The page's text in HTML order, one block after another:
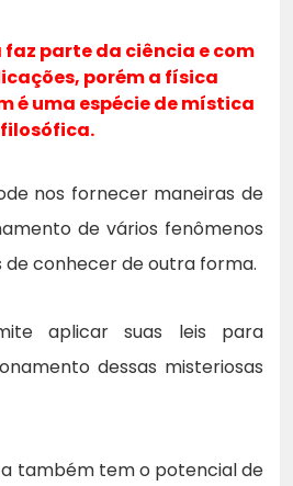
parte da ciência e com
porém a física
é uma espécie de mística
filosófica.
nos fornecer maneiras de
de vários fenômenos
de conhecer de outra forma.
aplicar suas leis para
dessas misteriosas
também tem o potencial de